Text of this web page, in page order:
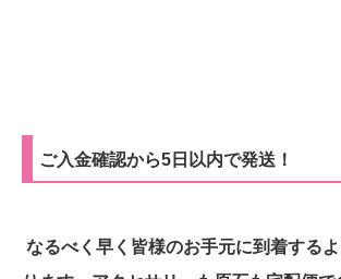
ご入金確認から5日以内で発送！
なるべく早く皆様のお手元に到着する